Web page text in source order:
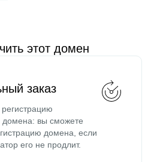
этот домен
заказ
вы сможете
домена, если
его не продлит.